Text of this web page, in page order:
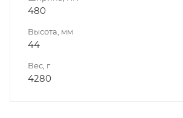
480
Высота, мм
44
Вес, г
4280